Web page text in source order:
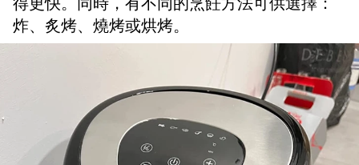
得更快。同時，有不同的烹飪方法可供選擇：
炸、炙烤、燒烤或烘烤。